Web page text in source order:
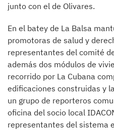
junto con el de Olivares.
En el batey de La Balsa
promotoras de salud y
representantes del comité
además dos módulos de
recorrido por La Cubana
edificaciones construidas y
un grupo de reporteros
oficina del socio local
representantes del sistema